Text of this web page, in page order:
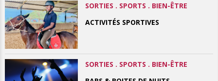
SORTIES . SPORTS . BIEN-ÊTRE
ACTIVITÉS SPORTIVES
SORTIES . SPORTS . BIEN-ÊTRE